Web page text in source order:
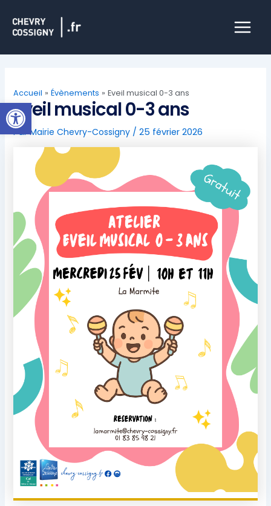
Ouvrir la barre d’outils
contenu
Menu
Accueil Évènements Eveil musical 0-3 ans
Eveil musical 0-3 ans
ParMairie Chevry-Cossigny /25 février 2026